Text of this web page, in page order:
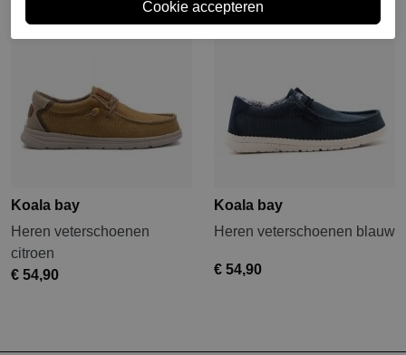
Koala bay
Heren veterschoenen
citroen
€ 54,90
Koala bay
Heren veterschoenen blauw
€ 54,90